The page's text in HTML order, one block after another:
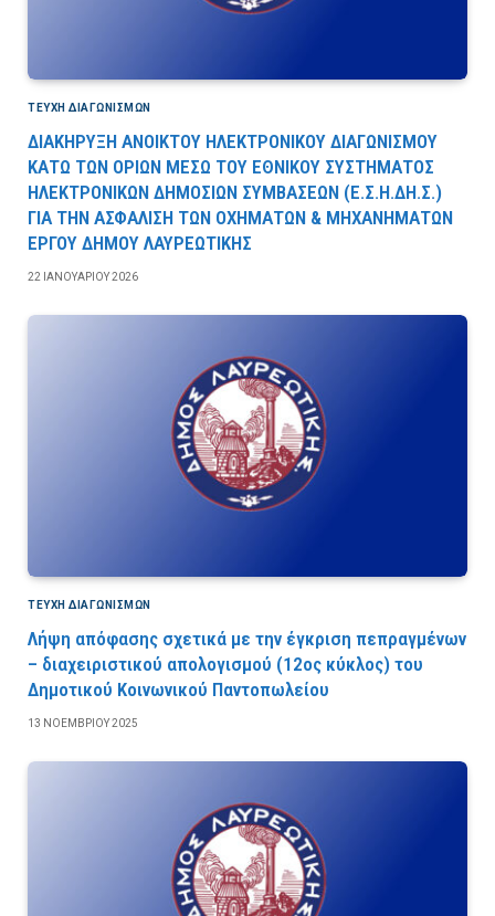
ΤΕΎΧΗ ΔΙΑΓΩΝΙΣΜΏΝ
ΔΙΑΚΗΡΥΞΗ ΑΝΟΙΚΤΟΥ ΗΛΕΚΤΡΟΝΙΚΟΥ ΔΙΑΓΩΝΙΣΜΟΥ
ΚΑΤΩ ΤΩΝ ΟΡΙΩΝ ΜΕΣΩ ΤΟΥ ΕΘΝΙΚΟΥ ΣΥΣΤΗΜΑΤΟΣ
ΗΛΕΚΤΡΟΝΙΚΩΝ ΔΗΜΟΣΙΩΝ ΣΥΜΒΑΣΕΩΝ (Ε.Σ.Η.ΔΗ.Σ.)
ΓΙΑ ΤΗΝ ΑΣΦΑΛΙΣΗ ΤΩΝ ΟΧΗΜΑΤΩΝ & ΜΗΧΑΝΗΜΑΤΩΝ
ΕΡΓΟΥ ΔΗΜΟΥ ΛΑΥΡΕΩΤΙΚΗΣ
22 ΙΑΝΟΥΑΡΊΟΥ 2026
ΤΕΎΧΗ ΔΙΑΓΩΝΙΣΜΏΝ
Λήψη απόφασης σχετικά με την έγκριση πεπραγμένων
– διαχειριστικού απολογισμού (12ος κύκλος) του
Δημοτικού Κοινωνικού Παντοπωλείου
13 ΝΟΕΜΒΡΊΟΥ 2025